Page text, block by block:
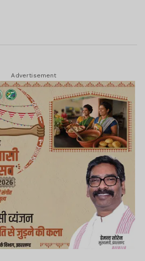
Advertisement